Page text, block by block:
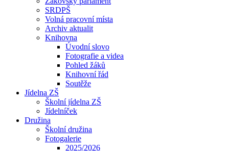
SRDPŠ
Volná pracovní místa
Archiv aktualit
Knihovna
Úvodní slovo
Fotografie a videa
Pohled žáků
Knihovní řád
Soutěže
Jídelna ZŠ
Školní jídelna ZŠ
Jídelníček
Družina
Školní družina
Fotogalerie
2025/2026